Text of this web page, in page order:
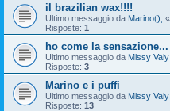
il brazilian wax!!!!
Ultimo messaggio da Marino(); «
Risposte: 1
ho come la sensazione...
Ultimo messaggio da Missy Valy
Risposte: 3
Marino e i puffi
Ultimo messaggio da Missy Valy
Risposte: 13